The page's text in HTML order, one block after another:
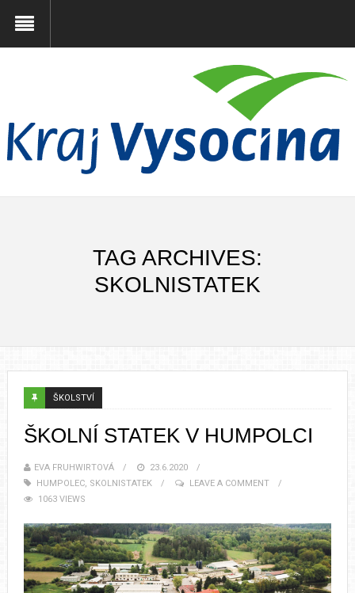
TAG ARCHIVES:
SKOLNISTATEK
ŠKOLSTVÍ
ŠKOLNÍ STATEK V HUMPOLCI
EVA FRUHWIRTOVÁ
23.6.2020
HUMPOLEC, SKOLNISTATEK
LEAVE A COMMENT
1063 VIEWS